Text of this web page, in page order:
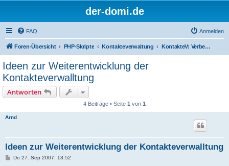
der-domi.de
FAQ Anmelden
Foren-Übersicht PHP-Skripte Kontakteverwaltung KontakteV: Verbesserungen & Entwickler
Ideen zur Weiterentwicklung der
Kontakteverwalltung
Antworten
4 Beiträge • Seite 1 von 1
Arnd
Ideen zur Weiterentwicklung der Kontakteverwalltung
BDo 27. Sep 2007, 13:52